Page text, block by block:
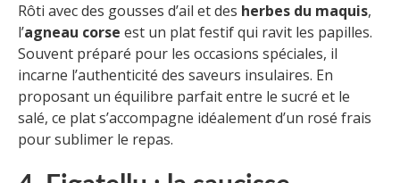
Rôti avec des gousses d’ail et des herbes du maquis,
l’agneau corse est un plat festif qui ravit les papilles.
Souvent préparé pour les occasions spéciales, il
incarne l’authenticité des saveurs insulaires. En
proposant un équilibre parfait entre le sucré et le
salé, ce plat s’accompagne idéalement d’un rosé frais
pour sublimer le repas.